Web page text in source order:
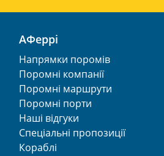
АФеррі
Напрямки поромів
Поромні компанії
Поромні маршрути
Поромні порти
Наші відгуки
Спеціальні пропозиції
Кораблі